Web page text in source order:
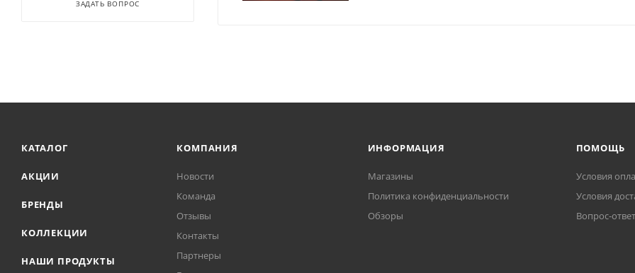
ЗАДАТЬ ВОПРОС
КАТАЛОГ
АКЦИИ
БРЕНДЫ
КОЛЛЕКЦИИ
НАШИ ПРОДУКТЫ
КОМПАНИЯ
Новости
Команда
Отзывы
Контакты
Партнеры
ИНФОРМАЦИЯ
Магазины
Политика конфиденциальности
Обзоры
ПОМОЩЬ
Условия
Условия
Вопрос-ответ